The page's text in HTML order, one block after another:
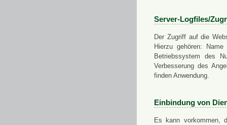
Server-Logfiles/
Der Zugriff auf die
Hierzu gehören:
Betriebssystem des
Verbesserung des
finden Anwendung.
Einbindung von
Es kann vorkommen,